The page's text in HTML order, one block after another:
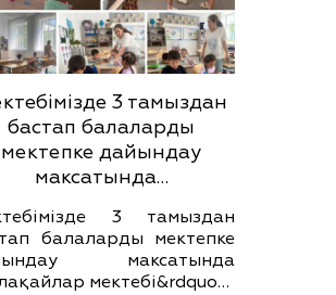
3 тамыздан
бастап балаларды
мектепке дайындау
максатында…
3 тамыздан
балаларды мектепке
максатында
мектебі&rdquo…